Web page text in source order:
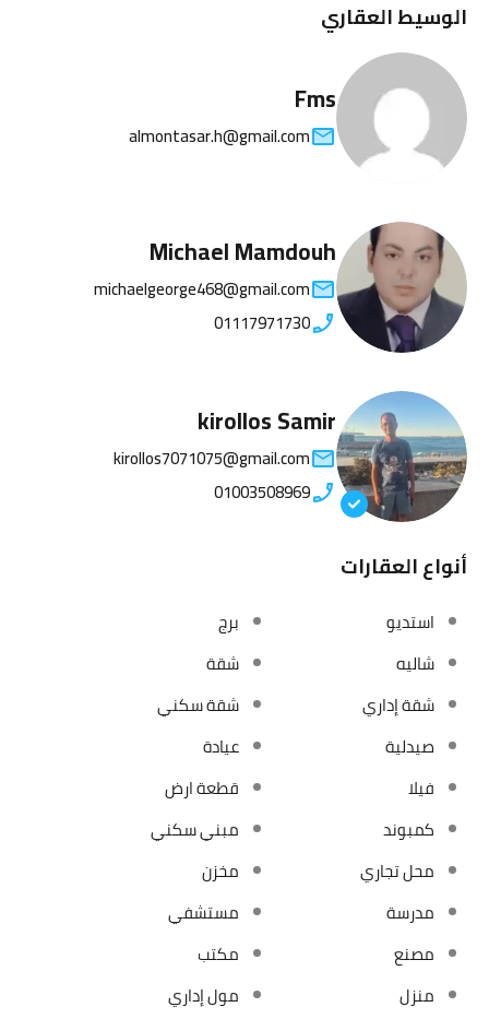
الوسيط العقاري
Fms
almontasar.h@gmail.com
Michael Mamdouh
michaelgeorge468@gmail.com
01117971730
kirollos Samir
kirollos7071075@gmail.com
01003508969
أنواع العقارات
استديو
برج
شاليه
شقة
شقة إداري
شقة سكني
صيدلية
عيادة
فيلا
قطعة ارض
كمبوند
مبني سكني
محل تجاري
مخزن
مدرسة
مستشفي
مصنع
مكتب
منزل
مول إداري